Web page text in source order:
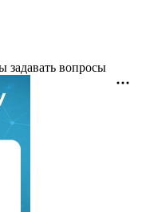
задавать вопросы